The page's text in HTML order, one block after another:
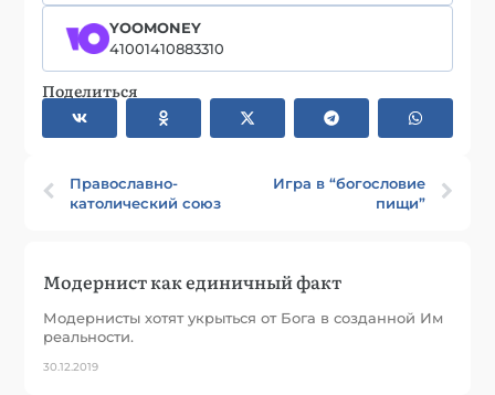
YOOMONEY
41001410883310
Поделиться
Православно-
католический союз
Игра в “богословие
пищи”
Модернист как единичный факт
Модернисты хотят укрыться от Бога в созданной Им
реальности.
30.12.2019